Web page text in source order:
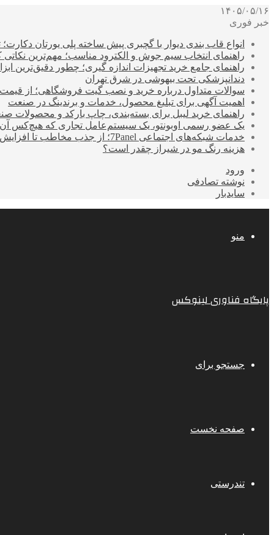
۱۴۰۵/۰۵/۱۶
خبر فوری
انواع قاب بندی دیوار با گچبری پیش ساخته پلی یورتان
راهنمای انتخاب سیم جوش و الکترود مناسب؛ مهم‌ترین نکاتی که
راهنمای جامع خرید تجهیزات اندازه گیری؛ چطور دقیق‌ترین
دندانپزشکی تحت بیهوشی در شرق تهران
سوالات متداول درباره خرید و نصب گیت فروشگاهی؛ از
اهمیت آگهی برای تبلیغ محصول، خدمات و برندینگ در صنعت
راهنمای خرید لیبل برای بسته‌بندی، چاپ بارکد و محصولات
یک عضو رسمی اوبونتو، یک سیستم‌عامل تجاری که هیچ‌کس آن
خدمات شبکه‌های اجتماعی 7Panel؛ از جذب مخاطب تا افزایش درآمد
هزینه رنگ مو در شیراز چقدر است؟
ورود
نوشته تصادفی
سایدبار
منو
پایگاه فناوری لینوکس
جستجو برای
صفحه نخست
تندرستی